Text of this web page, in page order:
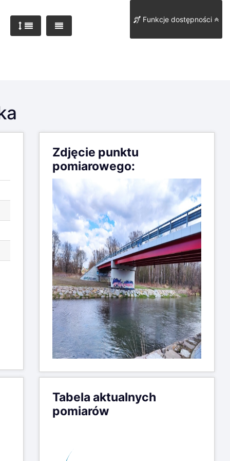
Funkcje dostępności
Zdjęcie punktu
pomiarowego:
Tabela aktualnych
pomiarów